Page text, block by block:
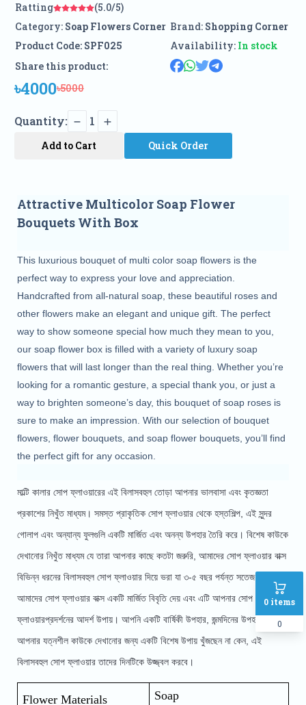
0 items
0
Ratting
(5.0/5)
Category: Soap Flowers Corner Brand: Shopping Corner
Product Code: SPF025 Availability: In stock
Share this product:
৳4000৳5000
Quantity: 1
Add to Cart Quick Order
Attractive Multicolor Soap Flower
Bouquets With Box
This luxurious bouquet of multi color soap flowers is the
perfect way to express your love and appreciation.
Handcrafted from all-natural soap, these beautiful roses and
other flowers make an elegant and unique gift. The perfect
way to show someone special how much they mean to you,
our soap flower box is filled with a variety of luxury soap
flowers that will last longer than the real thing. Whether you’re
looking for a romantic gesture, a special thank you, or just a
way to brighten someone’s day, this bouquet of soap roses is
sure to make an impression. With our selection of bouquet
flowers, flower bouquets, and soap flower bouquets, you’ll find
the perfect gift for any occasion.
মাল্টি কালার সোপ ফ্লাওয়ারের এই বিলাসবহুল তোড়া আপনার ভালবাসা এবং কৃতজ্ঞতা
প্রকাশের নিখুঁত মাধ্যম। সমস্ত প্রাকৃতিক সোপ ফ্লাওয়ার থেকে হস্তশিল্প, এই সুন্দর
গোলাপ এবং অন্যান্য ফুলগুলি একটি মার্জিত এবং অনন্য উপহার তৈরি করে। বিশেষ কাউকে
দেখানোর নিখুঁত মাধ্যম যে তারা আপনার কাছে কতটা জরুরি, আমাদের সোপ ফ্লাওয়ার বাক্স
বিভিন্ন ধরনের বিলাসবহুল সোপ ফ্লাওয়ার দিয়ে ভরা যা ৩-৫ বছর পর্যন্ত সতেজ থাকে ।
আমাদের সোপ ফ্লাওয়ার বাক্স একটি মার্জিত বিবৃতি দেয় এবং এটি আপনার সোপ
ফ্লাওয়ারপ্রদর্শনের আদর্শ উপায়। আপনি একটি বার্ষিকী উপহার, জন্মদিনের উপহার, বা
আপনার যত্নশীল কাউকে দেখানোর জন্য একটি বিশেষ উপায় খুঁজছেন না কেন, এই
বিলাসবহুল সোপ ফ্লাওয়ার তাদের দিনটিকে উজ্জ্বল করবে।
Flower Materials Soap